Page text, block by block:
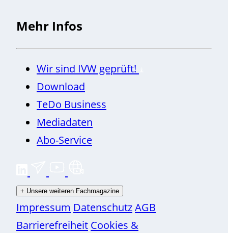
Mehr Infos
Wir sind IVW geprüft!
Download
TeDo Business
Mediadaten
Abo-Service
+ Unsere weiteren Fachmagazine
Impressum DatenschutzAGB
Barrierefreiheit Cookies &